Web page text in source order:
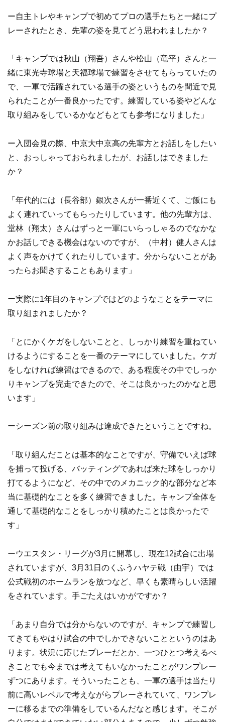
ー自主トレやキャンプで初めてプロの選手たちと一緒にプ
レーされたとき、先輩の姿を見てどう思われましたか？
「キャンプでは秋山（翔吾）さんや松山（竜平）さんと一
緒に東光寺球場と天福球場で練習をさせてもらっていたの
で、一軍で活躍されている選手の姿というものを間近で見
られたことが一番良かったです。練習している姿やどんな
取り組みをしているかなどもとても参考になりました」
ー入団会見の際、中京大中京高の先輩方とお話しをしたい
と、おっしゃっておられましたが、お話しはできました
か？
「年代的には（長谷部）銀次さんが一番近くて、ご飯にも
よく連れていってもらったりしています。他の先輩方は、
堂林（翔太）さんはずっと一軍にいらっしゃるのでなかな
かお話しできる機会はないのですが、（中村）健人さんは
よく声をかけてくれたりしています。分からないことがあ
ったらお聞きすることもあります」
ー実際に1年目のキャンプではどのようなことをテーマに
取り組まれましたか？
「とにかくケガをしないことと、しっかり練習を重ねてい
けるようにすることを一番のテーマにしていました。ケガ
をしなければ練習はできるので、ある程度その中でしっか
りキャンプを完走できたので、そこは良かったのかなと思
います」
ーシーズン前の取り組みは達成できたということですね。
「取り組んだことは基本的なことですが、守備でいえば球
を捕って投げる、バッティングであれば来た球をしっかり
打てるようになど、その中でのメカニック的な部分など本
当に基礎的なことを多く練習できました。キャンプ全体を
通して基礎的なことをしっかり積めたことは良かったで
す」
ーウエスタン・リーグが3月に開幕し、現在12試合に出場
されていますが、3月31日のくふうハヤテ戦（由宇）では
公式戦初のホームランを放つなど、早くも素晴らしい活躍
をされています。手ごたえはいかがですか？
「あまり自分では分からないのですが、キャンプで練習し
てきてもやはり試合の中でしかできないことというのはあ
ります。状況に応じたプレーだとか、一つひとつ考えるべ
きことでも今までは考えてもいなかったことがワンプレー
ずつにあります。そういったことも、一軍の選手は当たり
前に高いレベルで考えながらプレーされていて、ワンプレ
ーに移るまでの準備をしているんだなと感じます。そこが